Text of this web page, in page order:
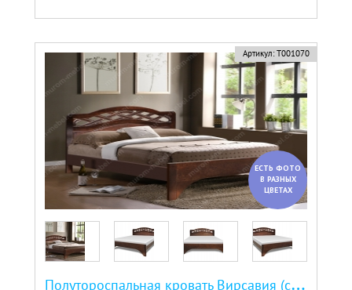
Артикул: Т001070
ЕСТЬ ФОТО
В РАЗНЫХ
ЦВЕТАХ
П
олутороспальная кровать Вирсавия (сосна, резьба береза)